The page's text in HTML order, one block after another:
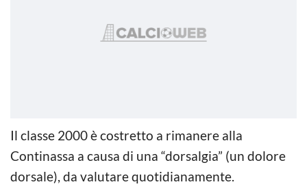
Il classe 2000 è costretto a rimanere alla
Continassa a causa di una “dorsalgia” (un dolore
dorsale), da valutare quotidianamente.